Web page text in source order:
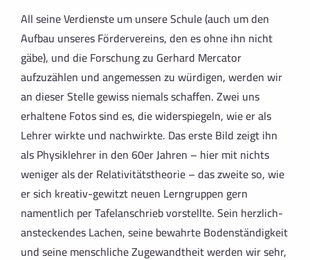
All seine Verdienste um unsere Schule (auch um den
Aufbau unseres Fördervereins, den es ohne ihn nicht
gäbe), und die Forschung zu Gerhard Mercator
aufzuzählen und angemessen zu würdigen, werden wir
an dieser Stelle gewiss niemals schaffen. Zwei uns
erhaltene Fotos sind es, die widerspiegeln, wie er als
Lehrer wirkte und nachwirkte. Das erste Bild zeigt ihn
als Physiklehrer in den 60er Jahren – hier mit nichts
weniger als der Relativitätstheorie – das zweite so, wie
er sich kreativ-gewitzt neuen Lerngruppen gern
namentlich per Tafelanschrieb vorstellte. Sein herzlich-
ansteckendes Lachen, seine bewahrte Bodenständigkeit
und seine menschliche Zugewandtheit werden wir sehr,